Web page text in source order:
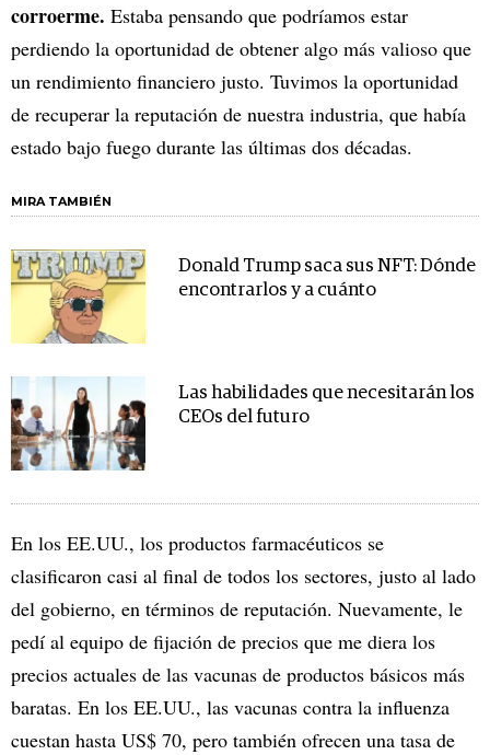
corroerme. Estaba pensando que podríamos estar
perdiendo la oportunidad de obtener algo más valioso que
un rendimiento financiero justo. Tuvimos la oportunidad
de recuperar la reputación de nuestra industria, que había
estado bajo fuego durante las últimas dos décadas.
MIRA TAMBIÉN
Donald Trump saca sus NFT: Dónde
encontrarlos y a cuánto
Las habilidades que necesitarán los
CEOs del futuro
En los EE.UU., los productos farmacéuticos se
clasificaron casi al final de todos los sectores, justo al lado
del gobierno, en términos de reputación. Nuevamente, le
pedí al equipo de fijación de precios que me diera los
precios actuales de las vacunas de productos básicos más
baratas. En los EE.UU., las vacunas contra la influenza
cuestan hasta US$ 70, pero también ofrecen una tasa de